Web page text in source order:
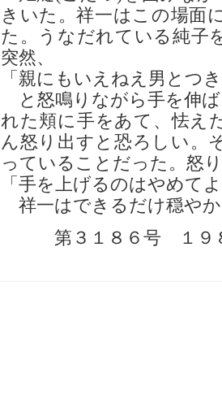
きいた。祥一はこの場面
た。うなだれている純子
突然、
「親にもいえねえ男とつ
と怒鳴りながら手を伸
れた頬に手をあて、怯え
ん怒り出すと恐ろしい。
っていることだった。怒
「手を上げるのはやめて
祥一はできるだけ穏や
第３１８６号 １９